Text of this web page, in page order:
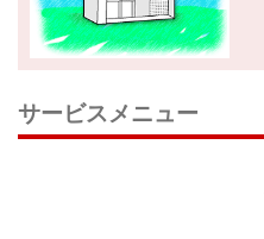
サービスメニュー